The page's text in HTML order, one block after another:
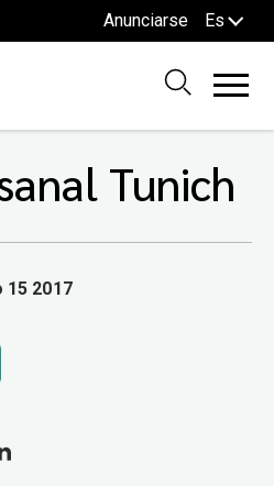
Anunciarse Es
Tunich
15 2017